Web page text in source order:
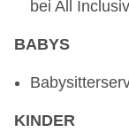
Gebühr, bei
notwendig,
bei All
BABYS
KINDER